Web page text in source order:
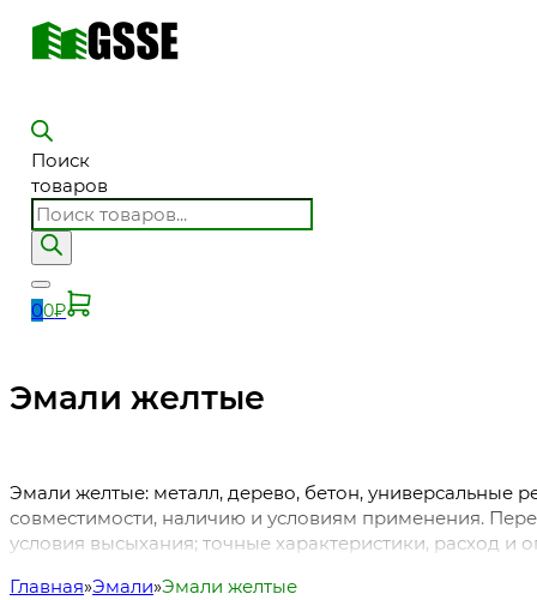
Поиск
товаров
00₽
Эмали желтые
Эмали желтые: металл, дерево, бетон, универсальные
совместимости, наличию и условиям применения.
условия высыхания; точные характеристики, расход и
Главная Эмали Эмали желтые